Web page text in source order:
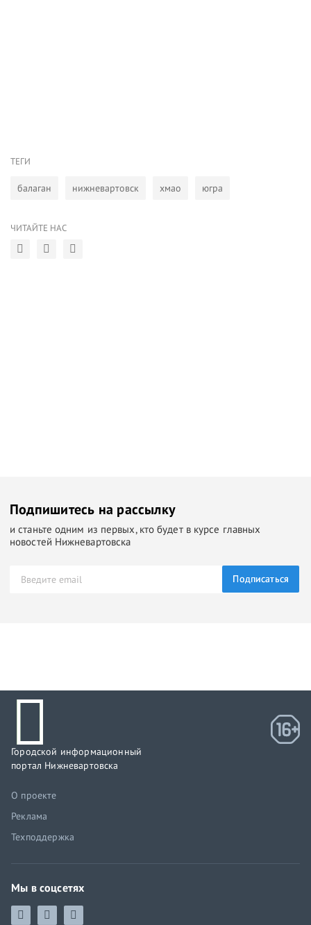
ТЕГИ
балаган нижневартовск хмао югра
ЧИТАЙТЕ НАС
Подпишитесь на рассылку
и станьте одним из первых, кто будет в курсе главных
новостей Нижневартовска
Подписаться
Городской информационный
портал Нижневартовска
О проекте
Реклама
Техподдержка
Мы в соцсетях